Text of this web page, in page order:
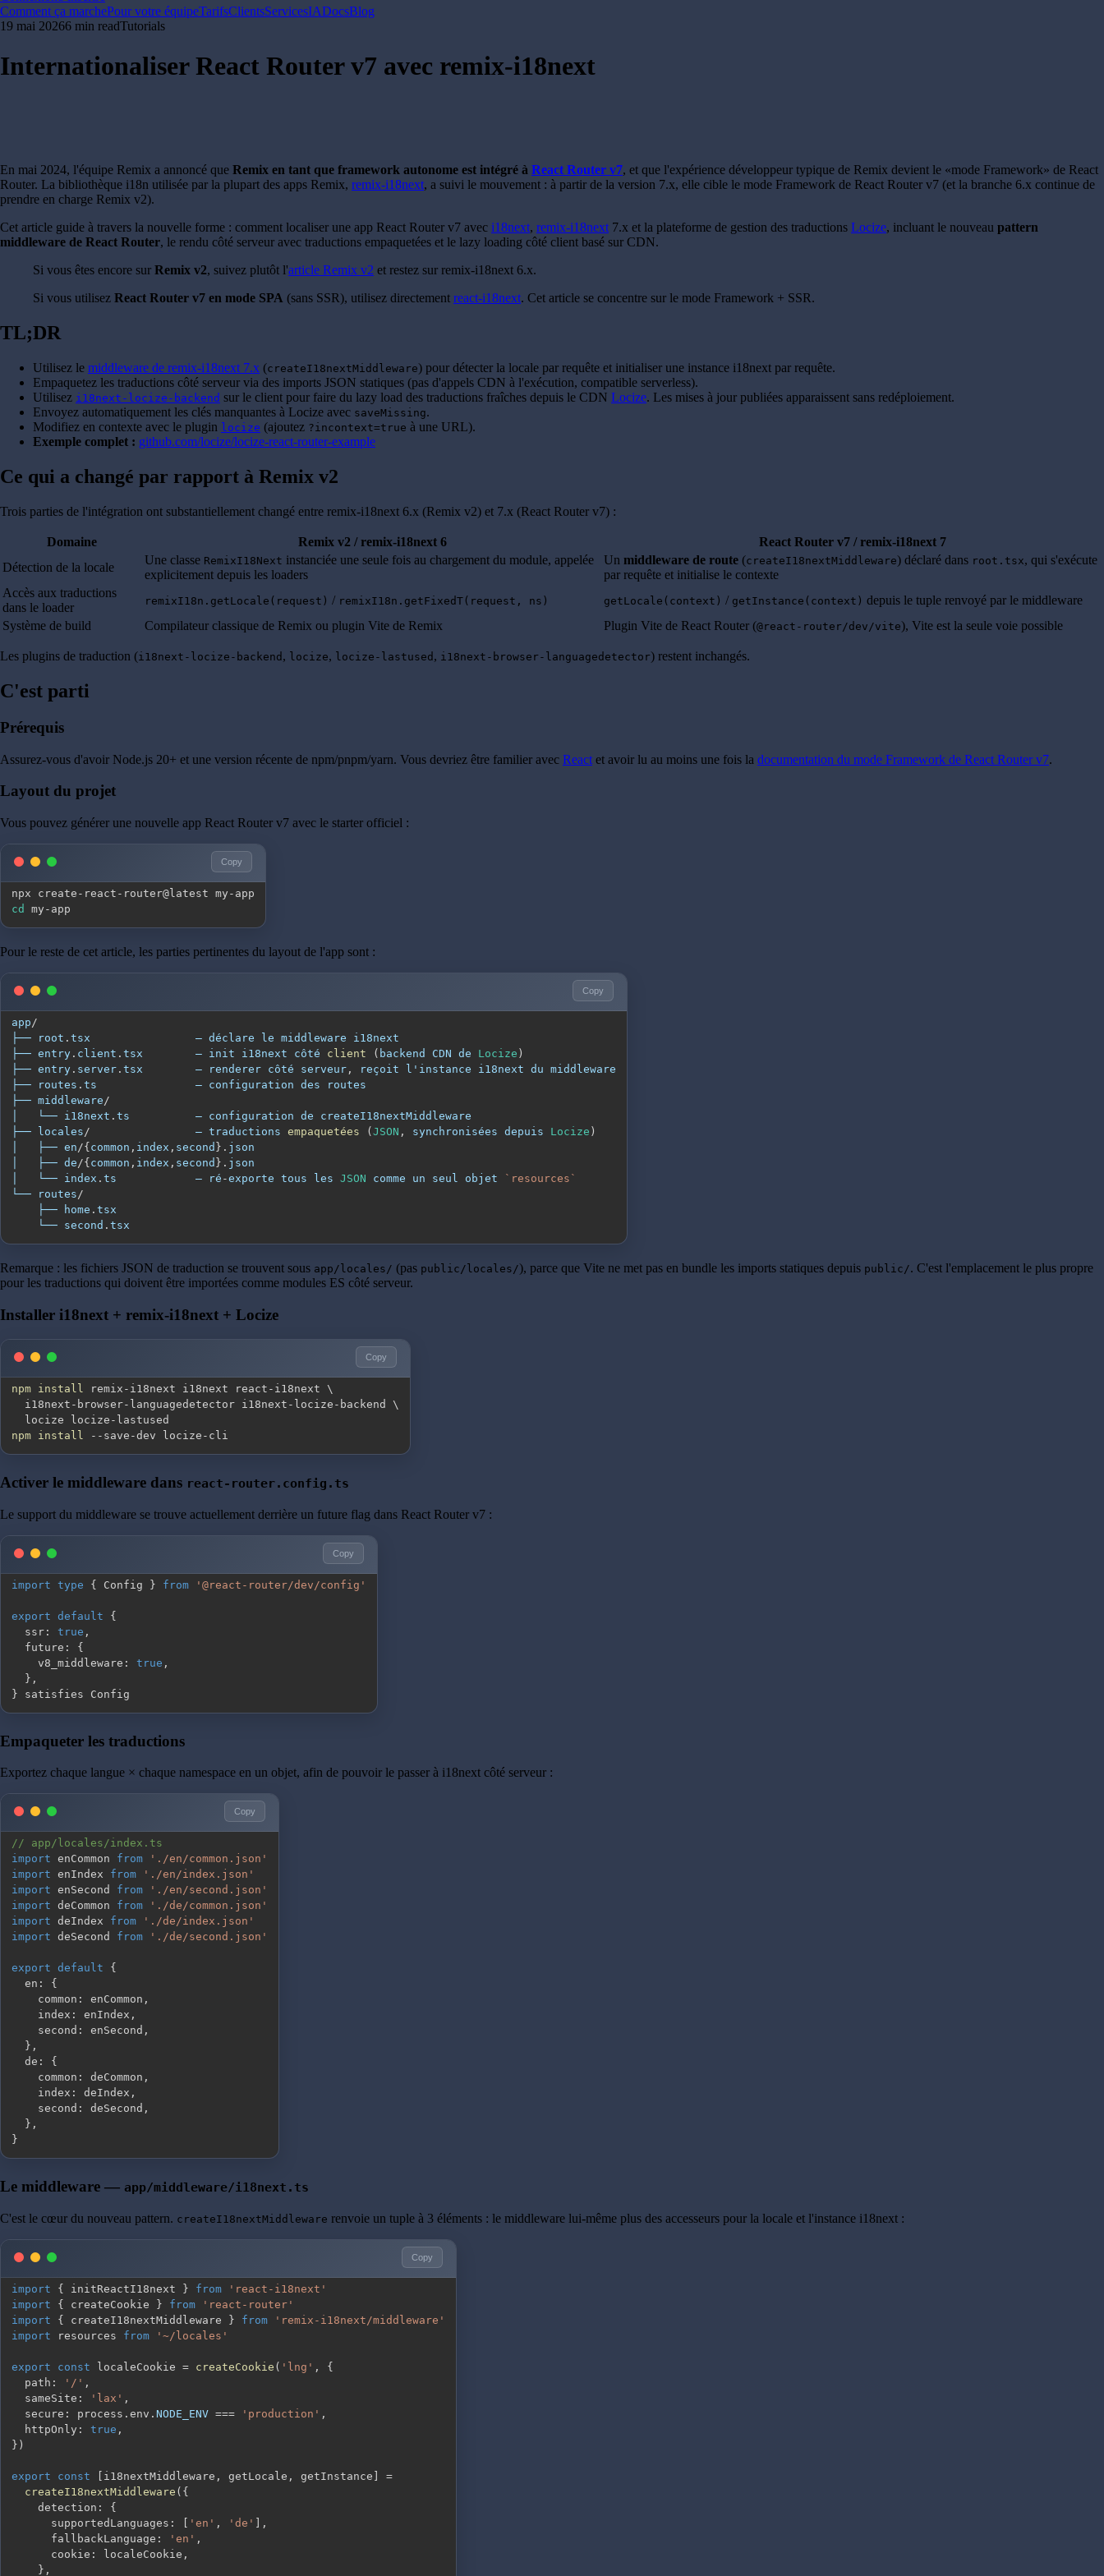
Comment ça marchePour votre équipeTarifsClientsServicesIADocsBlog
19 mai 20266 min readTutorials
Internationaliser React Router v7 avec remix-i18next
En mai 2024, l'équipe Remix a annoncé que Remix en tant que framework autonome est intégré à React Router v7, et que l'expérience développeur typique de Remix devient le «mode Framework» de React
Router. La bibliothèque i18n utilisée par la plupart des apps Remix, remix-i18next, a suivi le mouvement : à partir de la version 7.x, elle cible le mode Framework de React Router v7 (et la branche 6.x continue de
prendre en charge Remix v2).
Cet article guide à travers la nouvelle forme : comment localiser une app React Router v7 avec i18next, remix-i18next7.x et la plateforme de gestion des traductions Locize, incluant le nouveau pattern
middleware de React Router, le rendu côté serveur avec traductions empaquetées et le lazy loading côté client basé sur CDN.
Si vous êtes encore sur Remix v2, suivez plutôt l'article Remix v2 et restez sur remix-i18next 6.x.
Si vous utilisez React Router v7 en mode SPA (sans SSR), utilisez directement react-i18next. Cet article se concentre sur le mode Framework + SSR.
TL;DR
Utilisez le middleware de remix-i18next 7.x (createI18nextMiddleware) pour détecter la locale par requête et initialiser une instance i18next par requête.
Empaquetez les traductions côté serveur via des imports JSON statiques (pas d'appels CDN à l'exécution, compatible serverless).
Utilisez i18next-locize-backend sur le client pour faire du lazy load des traductions fraîches depuis le CDN Locize. Les mises à jour publiées apparaissent sans redéploiement.
Envoyez automatiquement les clés manquantes à Locize avec saveMissing.
Modifiez en contexte avec le plugin locize (ajoutez ?incontext=true à une URL).
Exemple complet : github.com/locize/locize-react-router-example
Ce qui a changé par rapport à Remix v2
Trois parties de l'intégration ont substantiellement changé entre remix-i18next 6.x (Remix v2) et 7.x (React Router v7) :
Domaine Remix v2 / remix-i18next 6
React Router v7 / remix-i18next 7
Détection de la locale
Une classe RemixI18Next instanciée une seule fois au chargement du module, appelée
explicitement depuis les loaders
Un middleware de route (createI18nextMiddleware) déclaré dans root.tsx, qui s'exécute
par requête et initialise le contexte
Accès aux traductions
dans le loader
remixI18n.getLocale(request) / remixI18n.getFixedT(request, ns) getLocale(context) / getInstance(context) depuis le tuple renvoyé par le middleware
Système de build
Compilateur classique de Remix ou plugin Vite de Remix Plugin Vite de React Router (@react-router/dev/vite), Vite est la seule voie possible
Les plugins de traduction (i18next-locize-backend , locize, locize-lastused , i18next-browser-languagedetector) restent inchangés.
C'est parti
Prérequis
Assurez-vous d'avoir Node.js 20+ et une version récente de npm/pnpm/yarn. Vous devriez être familier avec React et avoir lu au moins une fois la documentation du mode Framework de React Router v7.
Layout du projet
Vous pouvez générer une nouvelle app React Router v7 avec le starter officiel :
Copy
cd
my-app
Pour le reste de cet article, les parties pertinentes du layout de l'app sont :
Copy
app/
├── root . tsx
├── entry . client . tsx
        — init i18next côté
client ( backend CDN de Locize )
├── entry . server . tsx
        — renderer côté serveur
,
├── routes . ts
├── middleware/
│   └── i18next . ts
├── locales/
                — traductions
empaquetées ( JSON , synchronisées depuis Locize )
│   ├── en/{ common , index , second } . json
│   ├── de/{ common , index , second } . json
│   └── index . ts
            — ré
-exporte tous les JSON comme un seul objet ` resources `
└── routes/
    ├── home
. tsx
    └── second
. tsx
Remarque : les fichiers JSON de traduction se trouvent sous app/locales/ (pas public/locales/), parce que Vite ne met pas en bundle les imports statiques depuis public/. C'est l'emplacement le plus propre
pour les traductions qui doivent être importées comme modules ES côté serveur.
Installer i18next + remix-i18next + Locize
Copy
npm install remix-i18next i18next react-i18next \
  i18next-browser-languagedetector i18next-locize-backend
\
npm install --save-dev locize-cli
Activer le middleware dans react-router.config.ts
Le support du middleware se trouve actuellement derrière un future flag dans React Router v7 :
Copy
import type { Config } from '@react-router/dev/config'
export default
{
  ssr
: true ,
  future
:
{
    v8_middleware
: true ,
} ,
} satisfies Config
Empaqueter les traductions
Exportez chaque langue × chaque namespace en un objet, afin de pouvoir le passer à i18next côté serveur :
Copy
// app/locales/index.ts
import enCommon from
'./en/common.json'
import enIndex from
'./en/index.json'
import enSecond from
'./en/second.json'
import deCommon from
'./de/common.json'
import deIndex from
'./de/index.json'
import deSecond from './de/second.json'
export default
{
  en
:
{
    common
: enCommon ,
    index
: enIndex ,
    second
: enSecond ,
} ,
  de
:
{
    common
: deCommon ,
    index
: deIndex ,
    second
: deSecond ,
} ,
}
Le middleware — app/middleware/i18next.ts
C'est le cœur du nouveau pattern. createI18nextMiddleware renvoie un tuple à 3 éléments : le middleware lui-même plus des accesseurs pour la locale et l'instance i18next :
Copy
import { initReactI18next } from
'react-i18next'
import
{ createCookie } from
'react-router'
import
{ createI18nextMiddleware } from
'remix-i18next/middleware'
import resources from '~/locales'
export const localeCookie = createCookie ( 'lng' ,
{
  path
: '/' ,
  sameSite
: 'lax' ,
  secure
: process . env . NODE_ENV === 'production' ,
  httpOnly
: true ,
} )
export const i18nextMiddleware , getLocale , getInstance
=
createI18nextMiddleware ( {
    detection
:
{
      supportedLanguages
: 'en' , 'de'
,
      fallbackLanguage
: 'en' ,
      cookie
: localeCookie ,
} ,